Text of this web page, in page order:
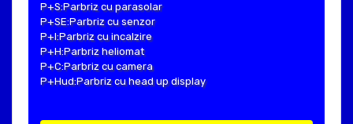
P+S:Parbriz cu parasolar
P+SE:Parbriz cu senzor
P+I:Parbriz cu incalzire
P+H:Parbriz heliomat
P+C:Parbriz cu camera
P+Hud:Parbriz cu head up display